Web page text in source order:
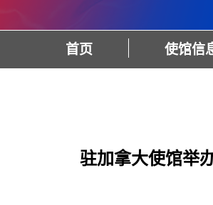
首页 使馆信
驻加拿大使馆举